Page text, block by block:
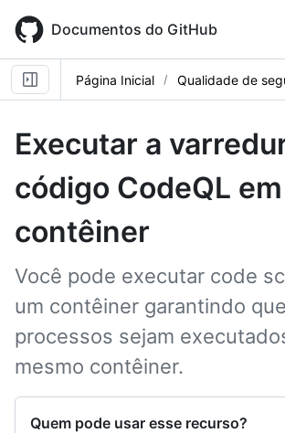
main
content
Documentos do GitHub
Página Inicial Qualidade de
Executar a
código CodeQL
contêiner
Você pode executar code
um contêiner garantindo
processos sejam
mesmo contêiner.
Quem pode usar esse recurso?